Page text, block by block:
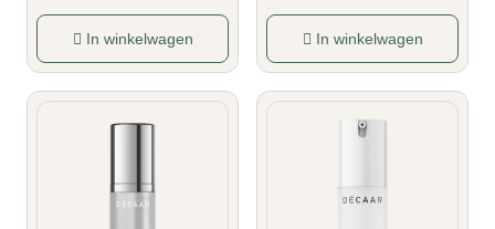
In winkelwagen In winkelwagen